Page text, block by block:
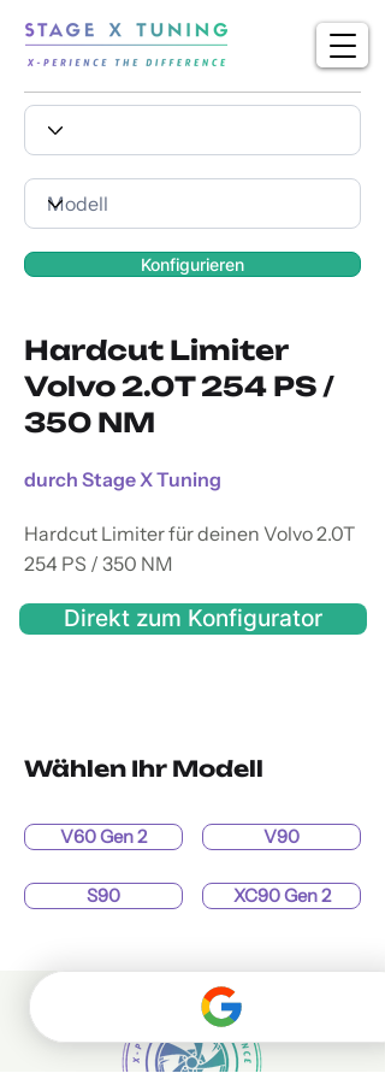
Konfigurieren
Hardcut Limiter
Volvo 2.0T 254 PS /
350 NM
durch Stage X Tuning
Hardcut Limiter für deinen Volvo 2.0T
254 PS / 350 NM
Direkt zum Konfigurator
Wählen Ihr Modell
V60 Gen 2
S90
V90
XC90 Gen 2